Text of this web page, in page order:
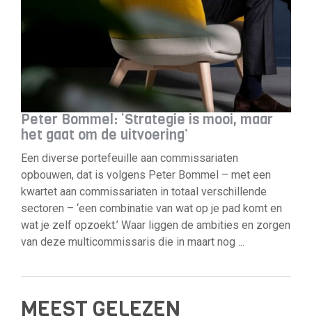
Peter Bommel: ‘Strategie is mooi, maar
het gaat om de uitvoering’
Een diverse portefeuille aan commissariaten
opbouwen, dat is volgens Peter Bommel – met een
kwartet aan commissariaten in totaal verschillende
sectoren – ‘een combinatie van wat op je pad komt en
wat je zelf opzoekt.’ Waar liggen de ambities en zorgen
van deze multicommissaris die in maart nog ...
MEEST GELEZEN